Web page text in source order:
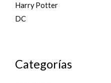
Harry Potter
DC
Categorías